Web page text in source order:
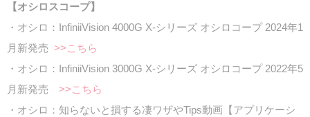
【オシロスコープ】
・オシロ：InfiniiVision 4000G X-シリーズ オシロコープ 2024年1
月新発売 >>こちら
・オシロ：InfiniiVision 3000G X-シリーズ オシロコープ 2022年5
月新発売 >>こちら
・オシロ：知らないと損する凄ワザやTips動画【アプリケーシ